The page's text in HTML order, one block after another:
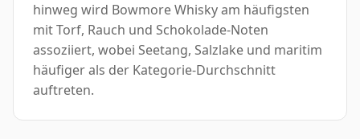
hinweg wird Bowmore Whisky am häufigsten
mit Torf, Rauch und Schokolade-Noten
assoziiert, wobei Seetang, Salzlake und maritim
häufiger als der Kategorie-Durchschnitt
auftreten.